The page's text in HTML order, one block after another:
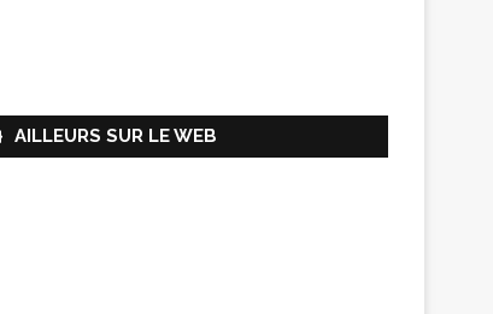
AILLEURS SUR LE WEB